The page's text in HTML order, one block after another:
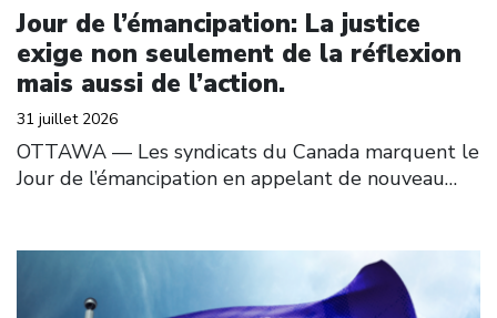
Jour de l’émancipation: La justice
exige non seulement de la réflexion
mais aussi de l’action.
31 juillet 2026
OTTAWA — Les syndicats du Canada marquent le
Jour de l’émancipation en appelant de nouveau…
Click to open the link